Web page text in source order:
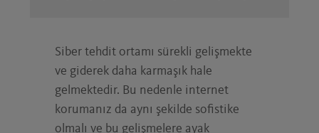
Siber tehdit ortamı sürekli gelişmekte
ve giderek daha karmaşık hale
gelmektedir. Bu nedenle internet
korumanız da aynı şekilde sofistike
olmalı ve bu gelişmelere ayak